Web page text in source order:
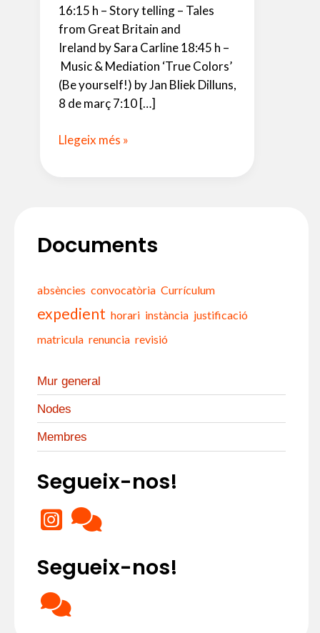
Documents
absències convocatòria Currículum
expedient horari instància justificació
matricula renuncia revisió
Mur general
Nodes
Membres
Segueix-nos!
Segueix-nos!
16:15 h – Story telling – Tales
from Great Britain and
Ireland by Sara Carline 18:45 h –
Music & Mediation ‘True Colors’
(Be yourself!) by Jan Bliek Dilluns,
8 de març 7:10 […]
Xerrades
Llegeix més »